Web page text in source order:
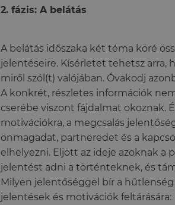
2. fázis: A belátás
A belátás időszaka két téma köré
jelentéseire. Kísérletet tehetsz
miről szól(t) valójában. Óvakodj
A konkrét, részletes információk
cserébe viszont fájdalmat okoznak.
motivációkra, a megcsalás
önmagadat, partneredet és a
elhelyezni. Eljött az ideje azoknak a
jelentést adni a történteknek, és
Milyen jelentőséggel bír a
jelentések és motivációk feltárására: